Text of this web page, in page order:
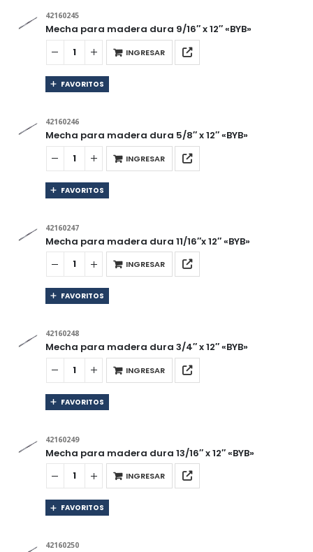
42160245
Mecha para madera dura 9/16″ x 12″ «BYB»
INGRESAR
FAVORITOS
42160246
Mecha para madera dura 5/8″ x 12″ «BYB»
INGRESAR
FAVORITOS
42160247
Mecha para madera dura 11/16″x 12″ «BYB»
INGRESAR
FAVORITOS
42160248
Mecha para madera dura 3/4″ x 12″ «BYB»
INGRESAR
FAVORITOS
42160249
Mecha para madera dura 13/16″ x 12″ «BYB»
INGRESAR
FAVORITOS
42160250